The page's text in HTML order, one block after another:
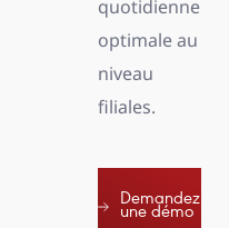
quotidienne
optimale au
niveau
filiales.
Demandez
une démo